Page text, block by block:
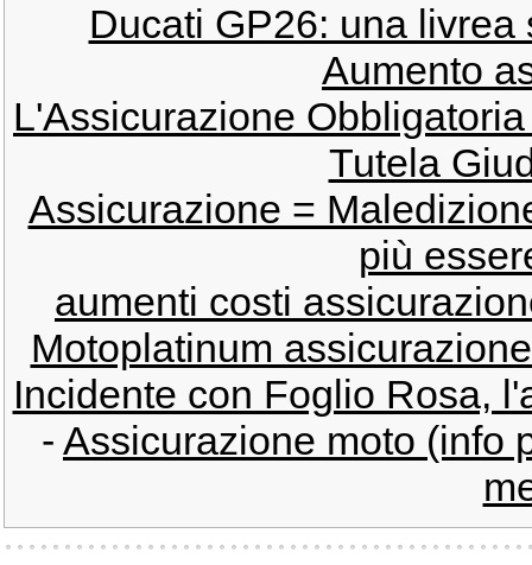
Ducati GP26: una
Aumento
L'Assicurazione
Tutela
Assicurazione =
più
aumenti costi
Motoplatinum
Incidente con Foglio Rosa,
- Assicurazione moto (info